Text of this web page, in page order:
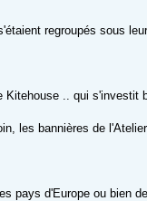
regroupés sous
Kitehouse .. qui s'investit
les bannières de
pays d'Europe ou bien